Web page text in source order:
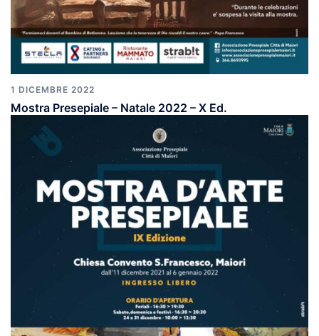
1 DICEMBRE 2022
Mostra Presepiale – Natale 2022 – X Ed.